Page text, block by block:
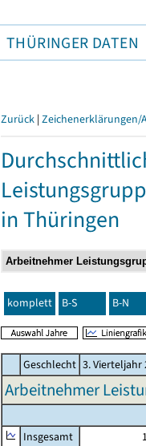
THÜRINGER DATEN
Zurück | Zeichenerklärungen/
in Thüringen
komplett B-S B-N
Geschlecht 3. Vierteljahr
Arbeitnehmer
Insgesamt